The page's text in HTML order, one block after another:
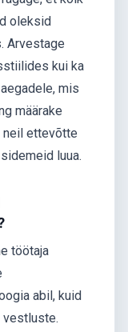
oleksid
Arvestage
kui ka
mis
määrake
neil ettevõtte
luua.
töötaja
abil, kuid